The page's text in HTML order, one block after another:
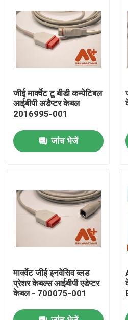
हमारे बारे में
फैक्टरी यात्रा
गुणवत्ता नियंत्रण
समाचार
ईसीजी रोगी केबल
रोगी मॉनिटर केबल
पुन: प्रयोज्य खराब 2 सेंसर
जीई मार्क्वेट टू बीडी कम्पेटिबल
आईबीपी अडैप्टर केबल
2016995-001
जांच भेजें
मार्क्वेट जीई इनवेसिव ब्लड
प्रेशर केबल्स आईबीपी एडेप्टर
केबल - 700075-001